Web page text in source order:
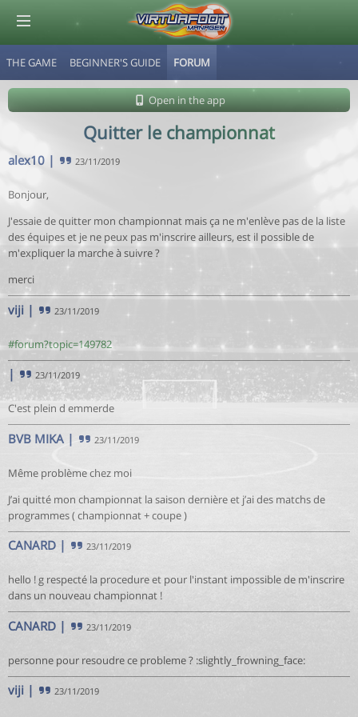
THE GAME BEGINNER'S GUIDE FORUM
Open in the app
Quitter le championnat
alex10 | 23/11/2019
Bonjour,
J'essaie de quitter mon championnat mais ça ne m'enlève pas de la liste
des équipes et je ne peux pas m'inscrire ailleurs, est il possible de
m'expliquer la marche à suivre ?
merci
viji | 23/11/2019
#forum?topic=149782
| 23/11/2019
C'est plein d emmerde
BVB MIKA | 23/11/2019
Même problème chez moi
J’ai quitté mon championnat la saison dernière et j’ai des matchs de
programmes ( championnat + coupe )
CANARD | 23/11/2019
hello ! g respecté la procedure et pour l'instant impossible de m'inscrire
dans un nouveau championnat !
CANARD | 23/11/2019
personne pour resoudre ce probleme ? :slightly_frowning_face:
viji | 23/11/2019
© Virtuafoot Manager by Aymeric Le Corre 202608090002